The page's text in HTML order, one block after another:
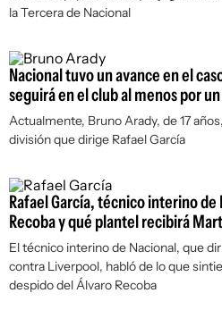
la Tercera de Nacional
Nacional tuvo un avance en el
seguirá en el club al menos por
Actualmente, Bruno Arady, de 17
división que dirige Rafael García
Rafael García, técnico interino de
Recoba y qué plantel recibirá
El técnico interino de Nacional, que
contra Liverpool, habló de lo que
despido del Álvaro Recoba